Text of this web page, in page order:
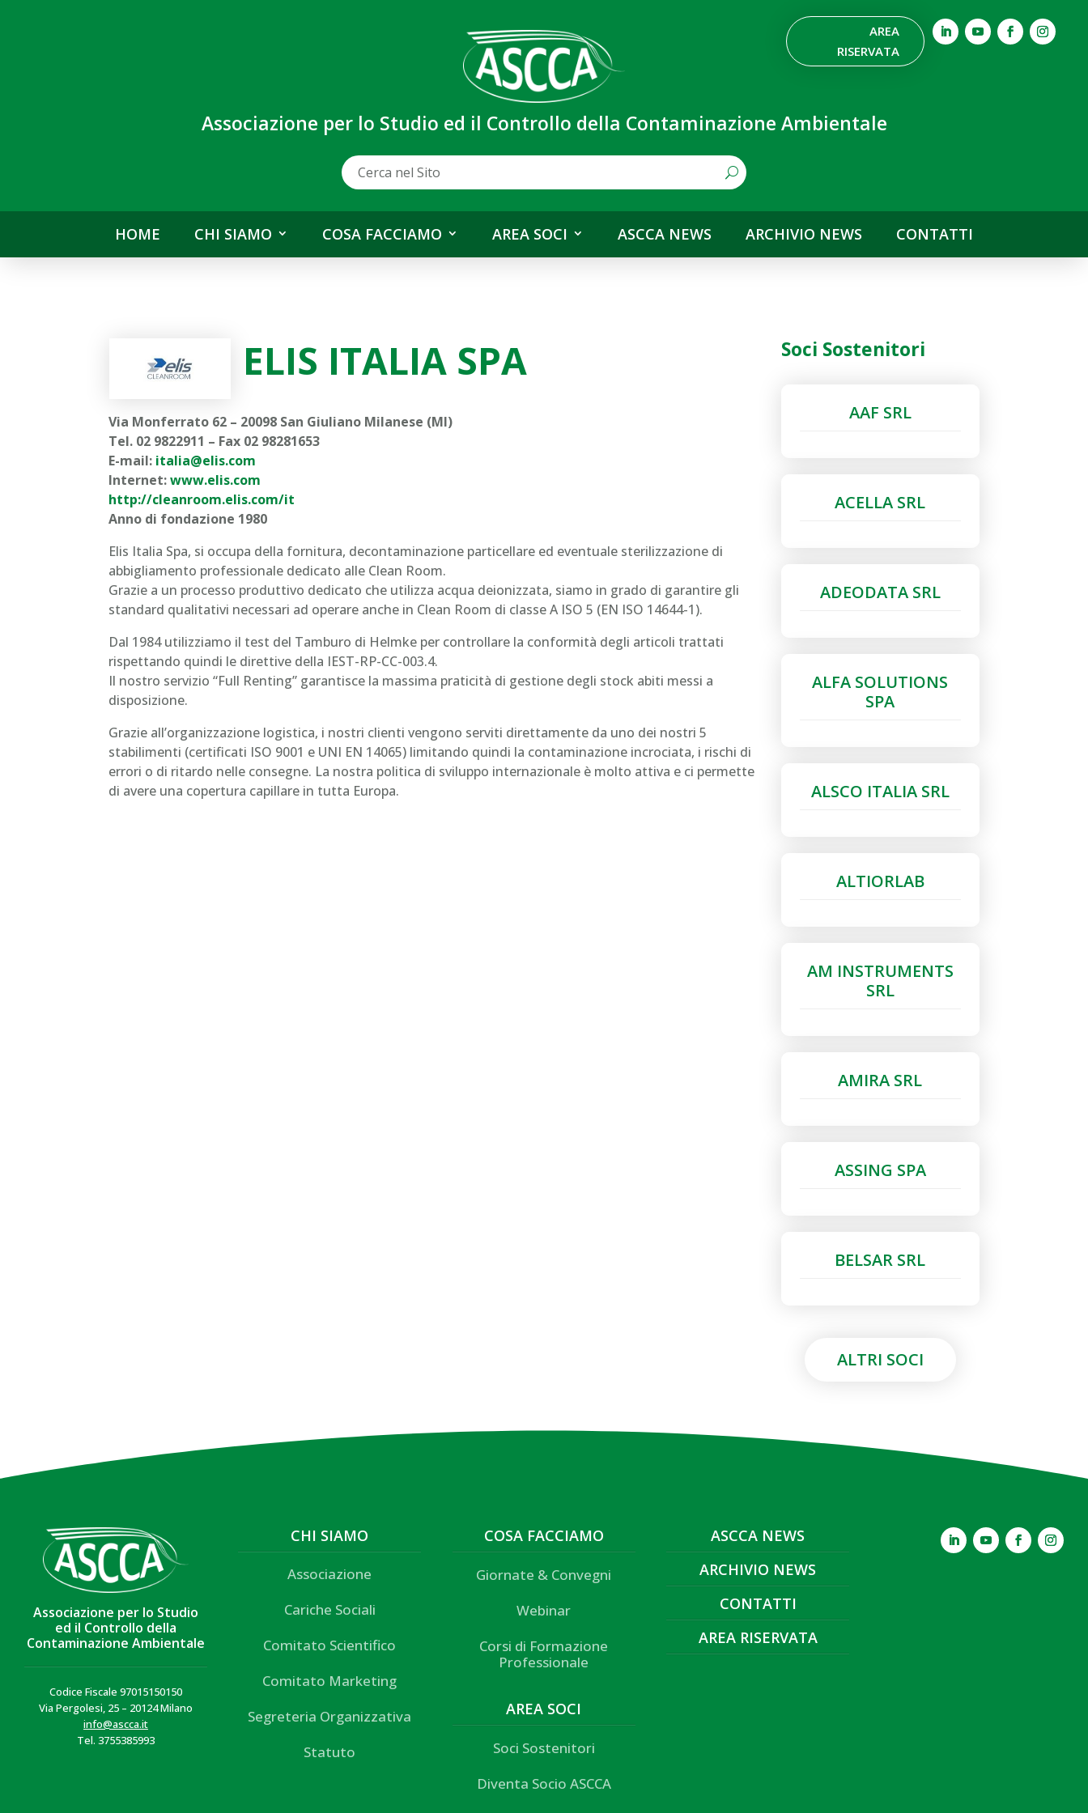
AREA
RISERVATA
Associazione per lo Studio ed il Controllo della Contaminazione Ambientale
HOME CHI SIAMO COSA FACCIAMO AREA SOCI ASCCA NEWS ARCHIVIO NEWS CONTATTI
ELIS ITALIA SPA
Via Monferrato 62 – 20098 San Giuliano Milanese (MI)
Tel. 02 9822911 – Fax 02 98281653
E-mail: italia@elis.com
Internet:www.elis.com
http://cleanroom.elis.com/it
Anno di fondazione 1980
Elis Italia Spa, si occupa della fornitura, decontaminazione particellare ed eventuale sterilizzazione di
abbigliamento professionale dedicato alle Clean Room.
Grazie a un processo produttivo dedicato che utilizza acqua deionizzata, siamo in grado di garantire gli
standard qualitativi necessari ad operare anche in Clean Room di classe A ISO 5 (EN ISO 14644-1).
Dal 1984 utilizziamo il test del Tamburo di Helmke per controllare la conformità degli articoli trattati
rispettando quindi le direttive della IEST-RP-CC-003.4.
Il nostro servizio “Full Renting” garantisce la massima praticità di gestione degli stock abiti messi a
disposizione.
Grazie all’organizzazione logistica, i nostri clienti vengono serviti direttamente da uno dei nostri 5
stabilimenti (certificati ISO 9001 e UNI EN 14065) limitando quindi la contaminazione incrociata, i rischi di
errori o di ritardo nelle consegne. La nostra politica di sviluppo internazionale è molto attiva e ci permette
di avere una copertura capillare in tutta Europa.
Soci Sostenitori
AAF SRL
ACELLA SRL
ADEODATA SRL
ALFA SOLUTIONS
SPA
ALSCO ITALIA SRL
ALTIORLAB
AM INSTRUMENTS
SRL
AMIRA SRL
ASSING SPA
BELSAR SRL
ALTRI SOCI
Associazione per lo Studio
ed il Controllo della
Contaminazione Ambientale
Codice Fiscale 97015150150
Via Pergolesi, 25 – 20124 Milano
info@ascca.it
Tel. 3755385993
CHI SIAMO
Associazione
Cariche Sociali
Comitato Scientifico
Comitato Marketing
Segreteria Organizzativa
Statuto
COSA FACCIAMO
Giornate & Convegni
Webinar
Corsi di Formazione
Professionale
AREA SOCI
Soci Sostenitori
Diventa Socio ASCCA
ASCCA NEWS
ARCHIVIO NEWS
CONTATTI
AREA RISERVATA